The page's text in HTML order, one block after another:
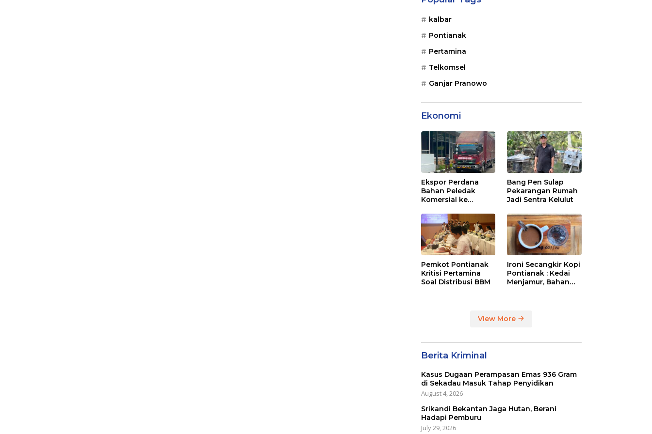
kalbar
Pontianak
Pertamina
Telkomsel
Ganjar Pranowo
Ekonomi
Ekspor Perdana
Bahan Peledak
Komersial ke
PLBN Entikong
Bang Pen Sulap
Pekarangan Rumah
Jadi Sentra Kelulut
Pemkot Pontianak
Kritisi Pertamina
Soal Distribusi BBM
Ironi Secangkir Kopi
Pontianak : Kedai
Menjamur, Bahan
View More
Berita Kriminal
Kasus Dugaan Perampasan Emas 936 Gram
di Sekadau Masuk Tahap Penyidikan
August 4, 2026
Srikandi Bekantan Jaga Hutan, Berani
Hadapi Pemburu
July 29, 2026